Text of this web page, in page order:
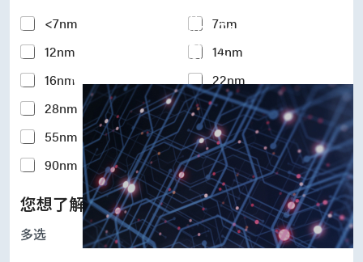
IP Integration Service
USB PHY and Controller
MIPI C/D PHY and Controller
PCIe PHY and Controller
解决方案
Y
o
u
r
I
n
t
e
r
e
s
t
e
P
<7nm
7nm
12nm
14nm
16nm
22nm
28nm
40nm
55nm
65nm
90nm
110-180nm
您想了解的硅智财IP*
多选